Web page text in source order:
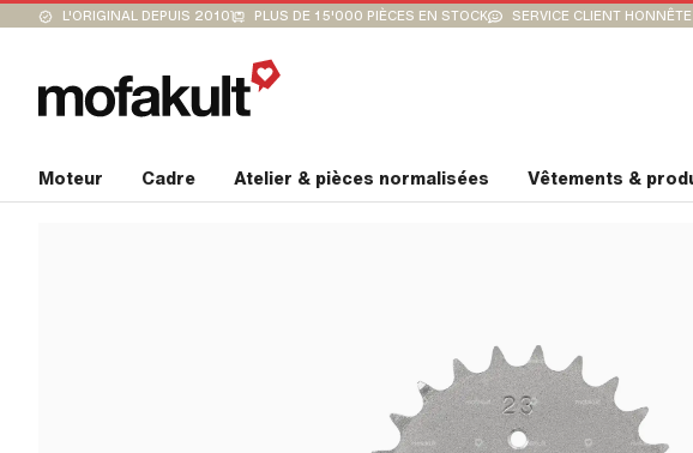
L'ORIGINAL DEPUIS 2010 PLUS DE 15'000 PIÈCES EN STOCK SERVICE CLIENT HONNÊTE
Moteur Cadre Atelier & pièces normalisées Vêtements &